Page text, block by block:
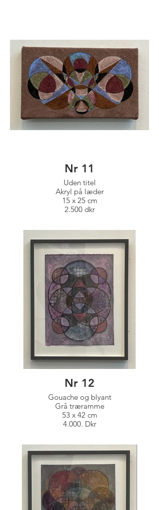
Nr 11
Uden titel
Akryl på læder
15 x 25 cm
2.500 dkr
Nr 12
Gouache og blyant
Grå træramme
53 x 42 cm
4.000. Dkr